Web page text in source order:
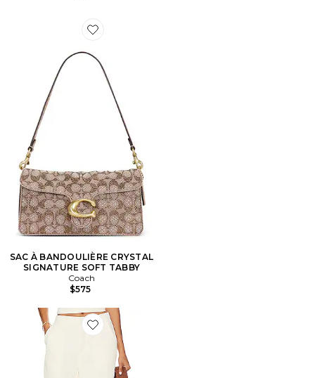
Favorite SAC À BANDOULIÈRE CRYSTAL SIGNATURE
SAC À BANDOULIÈRE CRYSTAL
SIGNATURE SOFT TABBY
Coach
$575
Favorite PANTALON ROMA